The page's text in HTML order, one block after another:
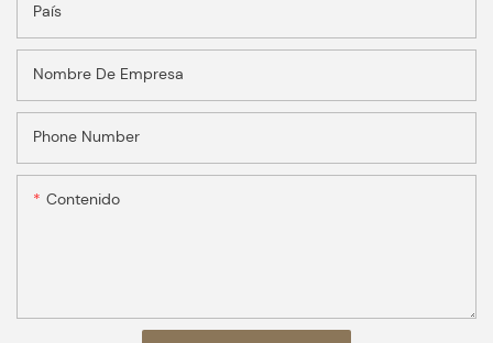
País
Nombre De Empresa
Phone Number
Contenido